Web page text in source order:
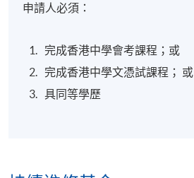
申請人必須：
完成香港中學會考課程；或
完成香港中學文憑試課程； 或
具同等學歷